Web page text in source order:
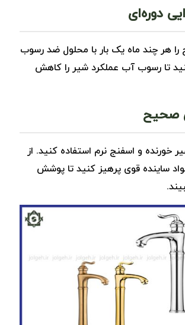
را هر چند ماه یک ‌بار با محلول ضد رسوب
تا رسوب آب عملکرد شیر را کاهش
خورنده و اسفنج نرم استفاده کنید. از
ساینده قوی پرهیز کنید تا پوشش